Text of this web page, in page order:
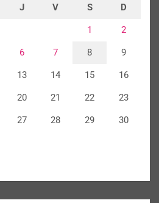
J V S D
1 2
6 7 8 9
13 14 15 16
20 21 22 23
27 28 29 30